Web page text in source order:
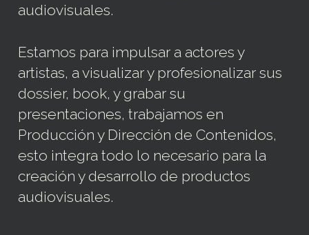
audiovisuales.
Estamos para impulsar a actores y
artistas, a visualizar y profesionalizar sus
dossier, book, y grabar su
presentaciones, trabajamos en
Producción y Dirección de Contenidos,
esto integra todo lo necesario para la
creación y desarrollo de productos
audiovisuales.